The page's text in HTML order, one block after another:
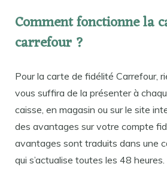
Comment fonctionne la
carrefour ?
Pour la carte de fidélité Carrefour,
vous suffira de la présenter à
caisse, en magasin ou sur le site
des avantages sur votre compte
avantages sont traduits dans une
qui s’actualise toutes les 48 heures.